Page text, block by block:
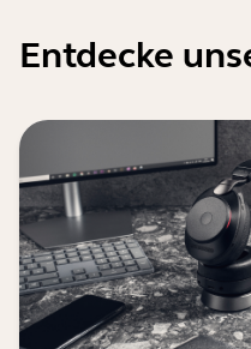
Entdecke